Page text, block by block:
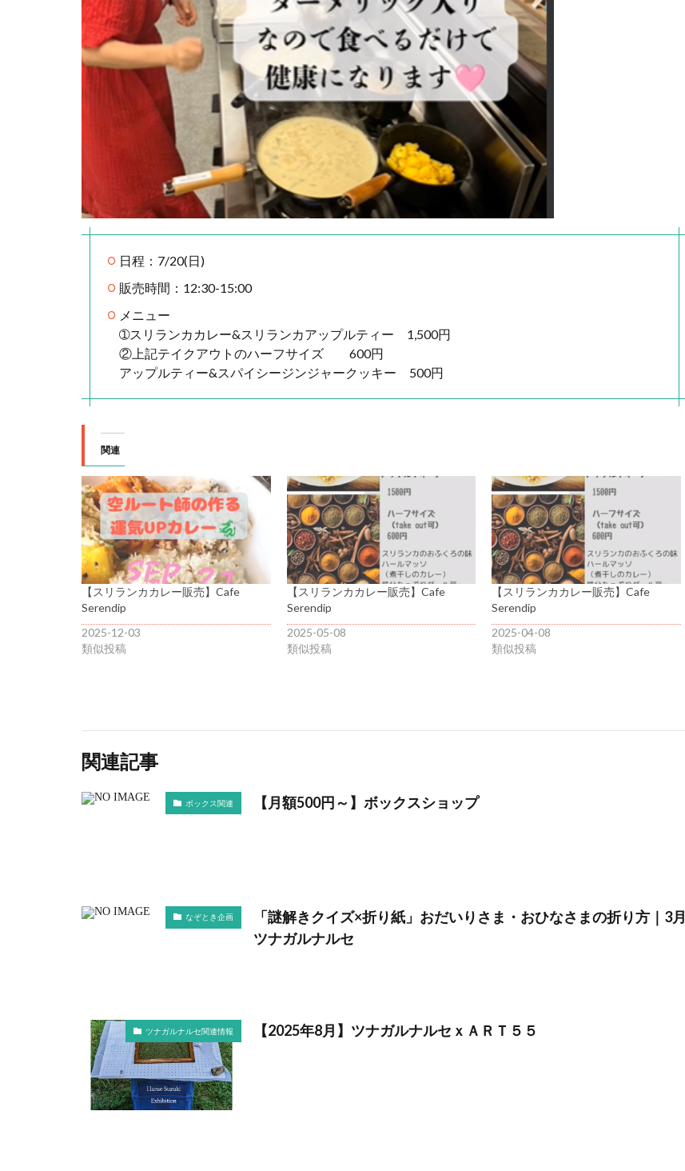
日程：7/20(日)
販売時間：12:30-15:00
メニュー
➀スリランカカレー&スリランカアップルティー 1,500円
②上記テイクアウトのハーフサイズ 600円
アップルティー&スパイシージンジャークッキー 500円
関連
【スリランカカレー販売】Cafe
Serendip
2025-12-03
類似投稿
【スリランカカレー販売】Cafe
Serendip
2025-05-08
類似投稿
【スリランカカレー販売】Cafe
Serendip
2025-04-08
類似投稿
関連記事
ボックス関連 【月額500円～】ボックスショップ
なぞとき企画
「謎解きクイズ×折り紙」おだいりさま・おひなさまの折り方｜3月
ツナガルナルセ
ツナガルナルセ関連情報 【2025年8月】ツナガルナルセｘＡＲＴ５５